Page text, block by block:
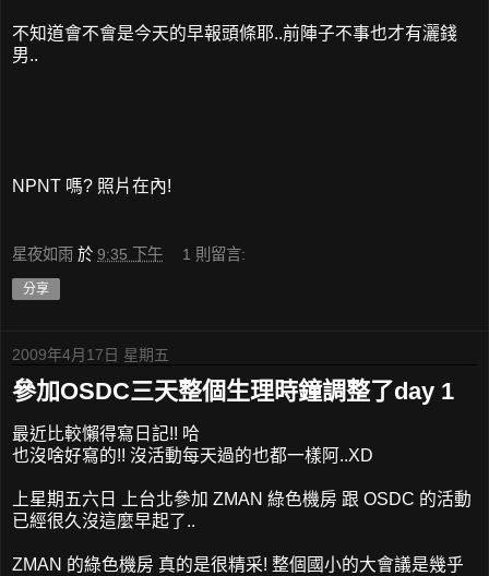
不知道會不會是今天的早報頭條耶..前陣子不事也才有灑錢
男..
NPNT 嗎? 照片在內!
星夜如雨 於 9:35 下午 1 則留言:
分享
2009年4月17日 星期五
參加OSDC三天整個生理時鐘調整了day 1
最近比較懶得寫日記!! 哈
也沒啥好寫的!! 沒活動每天過的也都一樣阿..XD
上星期五六日 上台北參加 ZMAN 綠色機房 跟 OSDC 的活動
已經很久沒這麼早起了..
ZMAN 的綠色機房 真的是很精采! 整個國小的大會議是幾乎